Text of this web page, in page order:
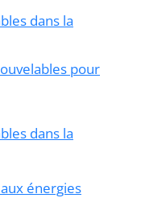
dans la
pour
dans la
énergies